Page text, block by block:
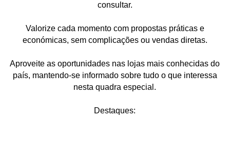
consultar.
Valorize cada momento com propostas práticas e
económicas, sem complicações ou vendas diretas.
Aproveite as oportunidades nas lojas mais conhecidas do
país, mantendo-se informado sobre tudo o que interessa
nesta quadra especial.
Destaques: